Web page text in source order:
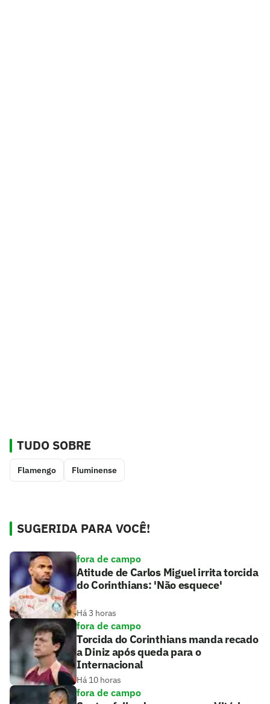
TUDO SOBRE
Flamengo Fluminense
SUGERIDA PARA VOCÊ!
fora de campo
Atitude de Carlos Miguel irrita torcida
do Corinthians: 'Não esquece'
Há 3 horas
fora de campo
Torcida do Corinthians manda recado
a Diniz após queda para o
Internacional
Há 10 horas
fora de campo